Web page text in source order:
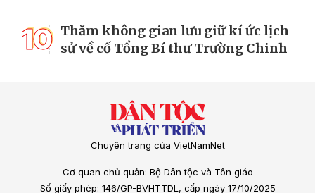
10 Thăm không gian lưu giữ kí ức lịch
sử về cố Tổng Bí thư Trường Chinh
Chuyên trang của VietNamNet
Cơ quan chủ quản: Bộ Dân tộc và Tôn giáo
Số giấy phép: 146/GP-BVHTTDL, cấp ngày 17/10/2025